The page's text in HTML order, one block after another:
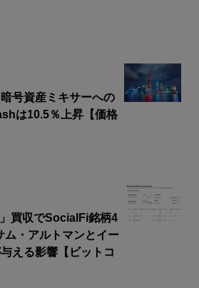
号資産ミキサーへの
は10.5％上昇【価格
買収でSocialFi銘柄4
・アルトマンとイー
える影響【ビットコ